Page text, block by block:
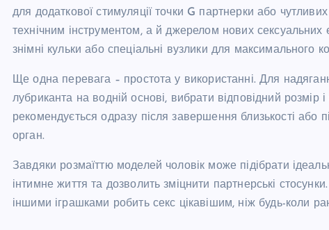
для додаткової стимуляції точки G партнерки або
технічним інструментом, а й джерелом нових сексуальних
знімні кульки або спеціальні вузлики для максимального
Ще одна перевага – простота у використанні. Для
лубриканта на водній основі, вибрати відповідний розмір
рекомендується одразу після завершення близькості або
орган.
Завдяки розмаїттю моделей чоловік може підібрати
інтимне життя та дозволить зміцнити партнерські
іншими іграшками робить секс цікавішим, ніж будь-коли